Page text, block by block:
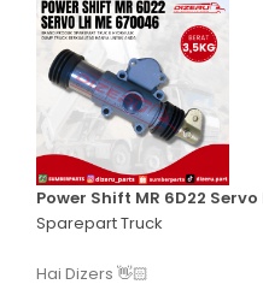
Power Shift MR 6D22 Servo
Sparepart Truck
Hai Dizers 👋🏻